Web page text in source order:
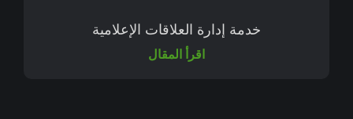
خدمة إدارة العلاقات الإعلامية
اقرأ المقال